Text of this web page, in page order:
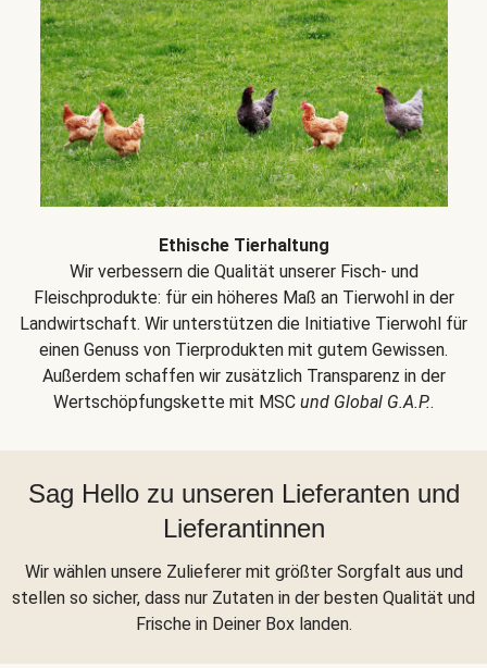
Ethische Tierhaltung
Wir verbessern die Qualität unserer Fisch- und
Fleischprodukte: für ein höheres Maß an Tierwohl in der
Landwirtschaft. Wir unterstützen die Initiative Tierwohl für
einen Genuss von Tierprodukten mit gutem Gewissen.
Außerdem schaffen wir zusätzlich Transparenz in der
Wertschöpfungskette mit MSC und Global G.A.P..
Sag Hello zu unseren Lieferanten und
Lieferantinnen
Wir wählen unsere Zulieferer mit größter Sorgfalt aus und
stellen so sicher, dass nur Zutaten in der besten Qualität und
Frische in Deiner Box landen.